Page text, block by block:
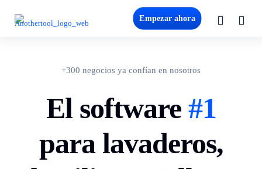
Empezar ahora
+300 negocios ya confían en nosotros
El software #1
para lavaderos,